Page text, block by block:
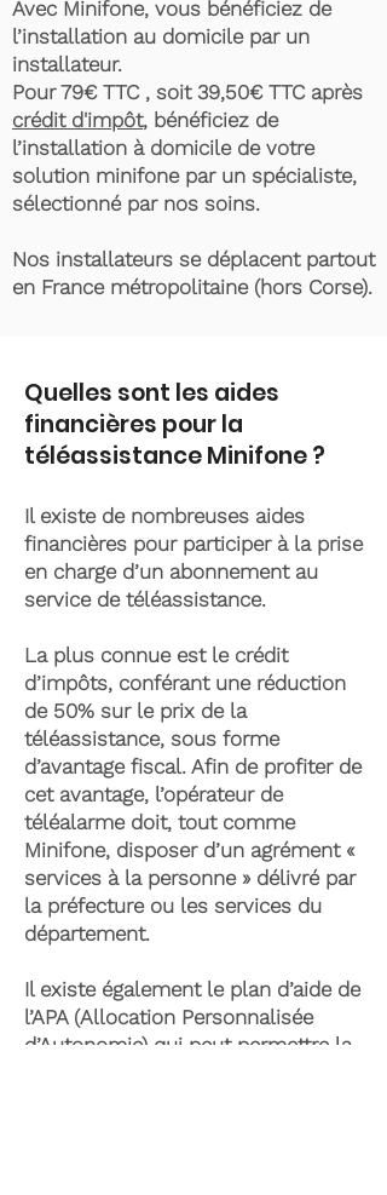
Avec Minifone, vous bénéficiez de
l’installation au domicile par un
installateur.
Pour 79€ TTC , soit 39,50€ TTC après
crédit d'impôt, bénéficiez de
l’installation à domicile de votre
solution minifone par un spécialiste,
sélectionné par nos soins.
Nos installateurs se déplacent partout
en France métropolitaine (hors Corse).
Quelles sont les aides
financières pour la
téléassistance Minifone ?
Il existe de nombreuses aides
financières pour participer à la prise
en charge d’un abonnement au
service de téléassistance.
La plus connue est le crédit
d’impôts, conférant une réduction
de 50% sur le prix de la
téléassistance, sous forme
d’avantage fiscal. Afin de profiter de
cet avantage, l’opérateur de
téléalarme doit, tout comme
Minifone, disposer d’un agrément «
services à la personne » délivré par
la préfecture ou les services du
département.
Il existe également le plan d’aide de
l’APA (Allocation Personnalisée
d’Autonomie) qui peut permettre la